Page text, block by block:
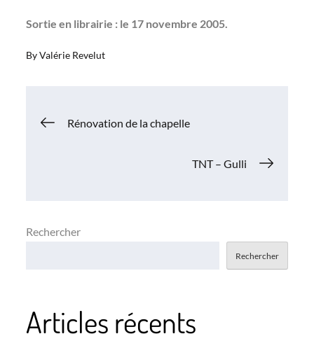
Sortie en librairie : le 17 novembre 2005.
ByValérie Revelut
Navigation
Rénovation de la chapelle
TNT – Gulli
Rechercher
Rechercher
Articles récents